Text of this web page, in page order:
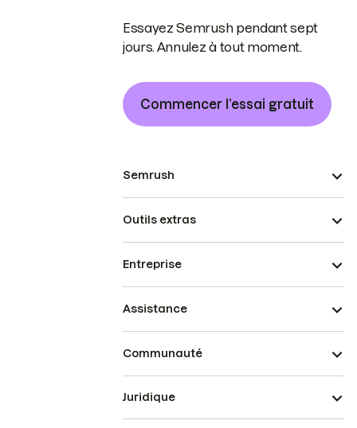
Essayez Semrush pendant sept
jours. Annulez à tout moment.
Commencer l’essai gratuit
Semrush
Outils extras
Entreprise
Assistance
Communauté
Juridique